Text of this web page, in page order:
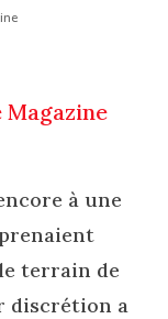
à une
terrain de
discrétion a